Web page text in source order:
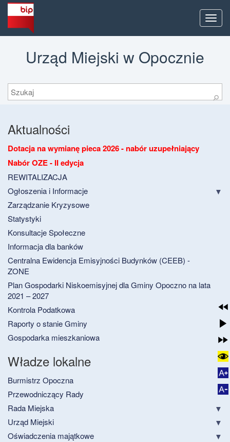
Menu
Urząd Miejski w Opocznie
Szukaj
⚲
Aktualności
Dotacja na wymianę pieca 2026 - nabór uzupełniający
Nabór OZE - II edycja
REWITALIZACJA
Ogłoszenia i Informacje
Zarządzanie Kryzysowe
Statystyki
Konsultacje Społeczne
Informacja dla banków
Centralna Ewidencja Emisyjności Budynków (CEEB) -
ZONE
Plan Gospodarki Niskoemisyjnej dla Gminy Opoczno na lata
2021 – 2027
Kontrola Podatkowa
Raporty o stanie Gminy
Gospodarka mieszkaniowa
Władze lokalne
Burmistrz Opoczna
Przewodniczący Rady
Rada Miejska
Urząd Miejski
Oświadczenia majątkowe